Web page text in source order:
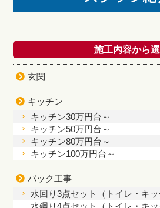
施工内容から
玄関
キッチン
キッチン30万円台～
キッチン50万円台～
キッチン80万円台～
キッチン100万円台～
パック工事
水回り3点セット（トイレ・キッ
水廻り4点セット（トイレ・キ